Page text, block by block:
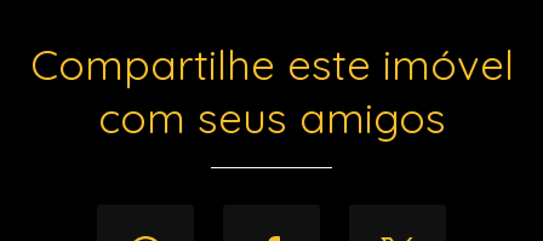
Compartilhe este imóvel
com seus amigos